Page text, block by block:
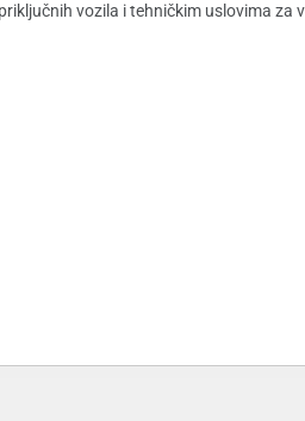
vozila i tehničkim uslovima za